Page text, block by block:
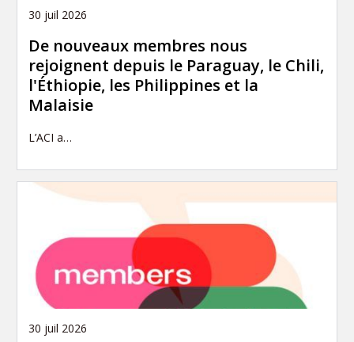
30 juil 2026
De nouveaux membres nous
rejoignent depuis le Paraguay, le Chili,
l'Éthiopie, les Philippines et la
Malaisie
L’ACI a…
30 juil 2026